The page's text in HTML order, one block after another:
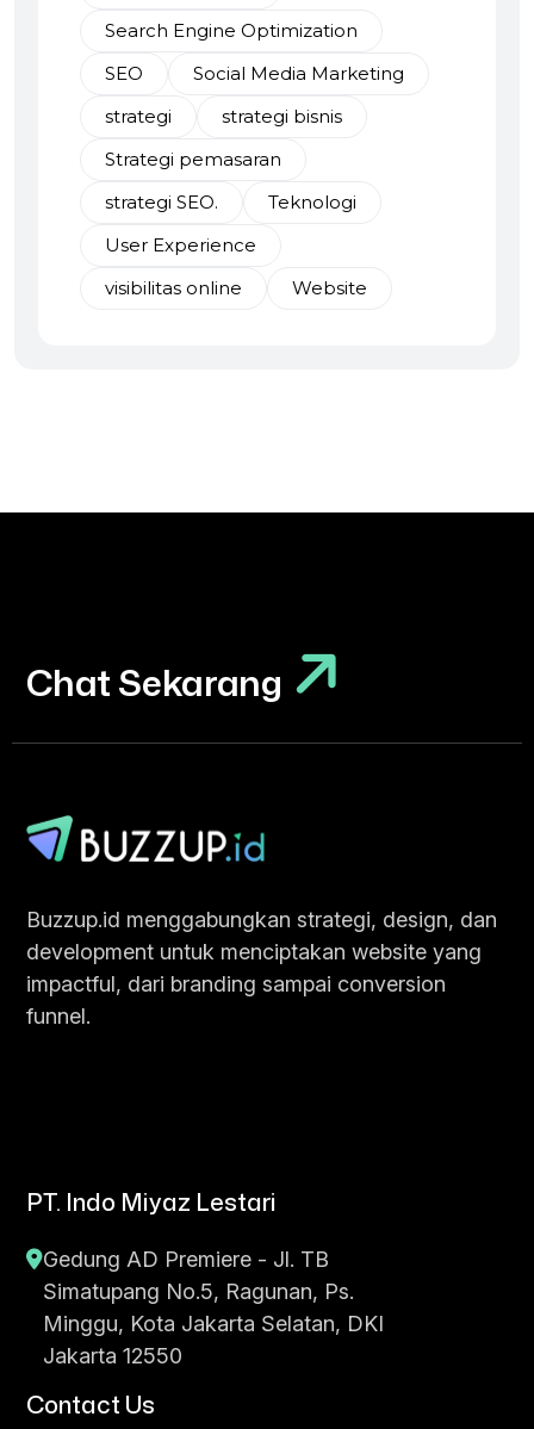
Search Engine Optimization
SEO
Social Media Marketing
strategi
strategi bisnis
Strategi pemasaran
strategi SEO.
Teknologi
User Experience
visibilitas online
Website
Chat Sekarang
Chat Sekarang
Buzzup.id menggabungkan strategi, design, dan
development untuk menciptakan website yang
impactful, dari branding sampai conversion
funnel.
PT. Indo Miyaz Lestari
Gedung AD Premiere - Jl. TB
Simatupang No.5, Ragunan, Ps.
Minggu, Kota Jakarta Selatan, DKI
Jakarta 12550
Contact Us